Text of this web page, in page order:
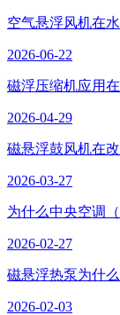
空气悬浮风机在
2026-06-22
磁浮压缩机应用
2026-04-29
磁悬浮鼓风机在
2026-03-27
为什么中央空调
2026-02-27
磁悬浮热泵为什
2026-02-03